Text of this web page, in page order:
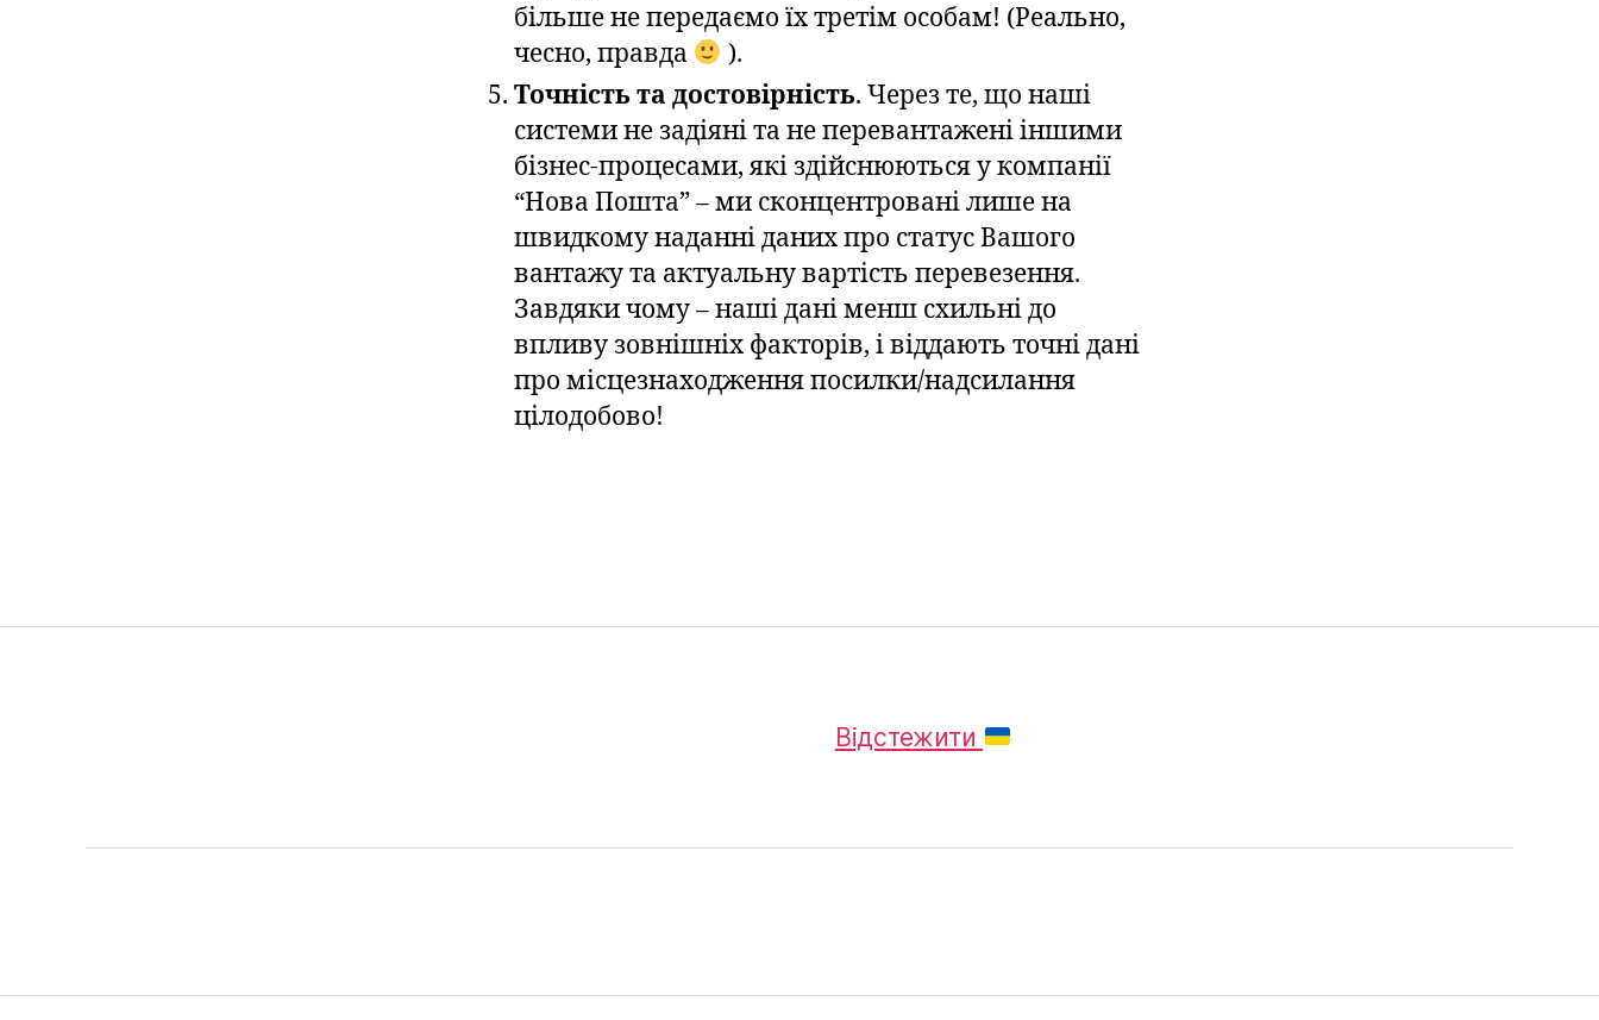
більше не передаємо їх третім особам! (Реально,
чесно, правда
).
Точність та достовірність. Через те, що наші
системи не задіяні та не перевантажені іншими
бізнес-процесами, які здійснюються у компанії
“Нова Пошта” – ми сконцентровані лише на
швидкому наданні даних про статус Вашого
вантажу та актуальну вартість перевезення.
Завдяки чому – наші дані менш схильні до
впливу зовнішніх факторів, і віддають точні дані
про місцезнаходження посилки/надсилання
цілодобово!
Відстежити